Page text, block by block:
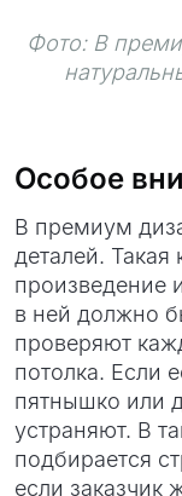
Фото: В
Особое
В премиум
деталей. Такая
произведение
в ней должно
проверяют
потолка. Если
пятнышко или
устраняют. В
подбирается
если заказчик